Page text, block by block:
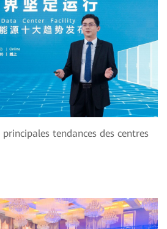
tendances des centres